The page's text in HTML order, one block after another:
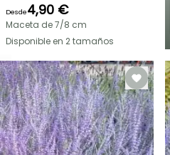
OFERTA
RELÁMPAGO
¡HASTA
UN
30
%
DE
Desde4,90 €
Maceta de 7/8 cm
Disponible en 2 tamaños